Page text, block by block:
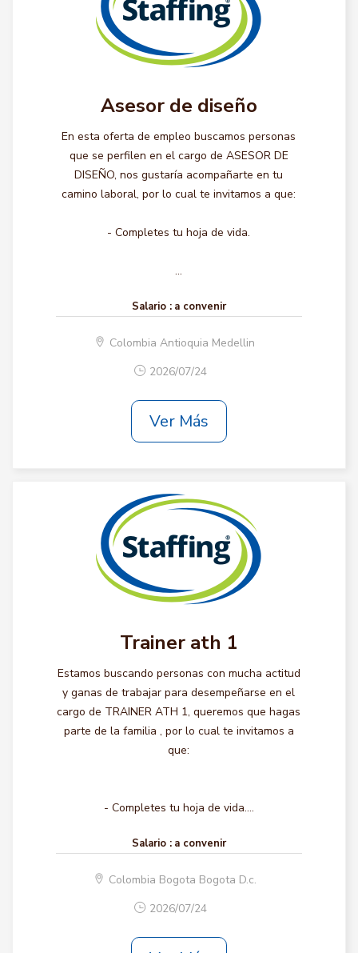
Asesor de diseño
En esta oferta de empleo buscamos personas
que se perfilen en el cargo de ASESOR DE
DISEÑO, nos gustaría acompañarte en tu
camino laboral, por lo cual te invitamos a que:
- Completes tu hoja de vida.
...
Salario : a convenir
Colombia Antioquia Medellin
2026/07/24
Ver Más
Trainer ath 1
Estamos buscando personas con mucha actitud
y ganas de trabajar para desempeñarse en el
cargo de TRAINER ATH 1, queremos que hagas
parte de la familia , por lo cual te invitamos a
que:
- Completes tu hoja de vida....
Salario : a convenir
Colombia Bogota Bogota D.c.
2026/07/24